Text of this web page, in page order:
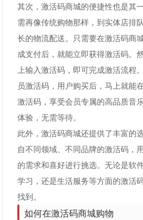
其次，激活码商城的便捷性也是其
需再像传统购物那样，到实体店排
长的物流配送。只需要在激活码商
成支付后，就能立即获得激活码。
上输入激活码，即可完成激活流程
员激活码，用户购买后，马上就能
激活码，享受会员专属的高品质音
体验，无需等待。
此外，激活码商城还提供了丰富的
自不同领域、不同品牌的激活码，
的需求和喜好进行挑选。无论是软
学习，还是生活服务等方面的激活
找到。
如何在激活码商城购物